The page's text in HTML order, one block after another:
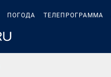
ПОГОДА ТЕЛЕПРОГРАММА